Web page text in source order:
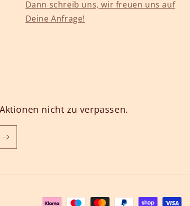
Dann schreib uns, wir freuen uns auf
Deine Anfrage!
nicht zu verpassen.
Способы